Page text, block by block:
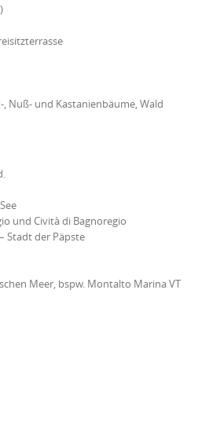
Nuß- und Kastanienbäume, Wald
und Cività di Bagnoregio
Stadt der Päpste
Meer, bspw. Montalto Marina VT